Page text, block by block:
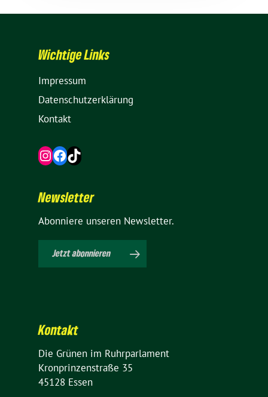
Wich­tige Links
Impressum
Daten­schutz­er­klä­rung
Kontakt
Instagram
Facebook
TikTok
News­letter
Abon­niere unseren Newsletter.
Jetzt abon­nieren
Kontakt
Die Grünen im Ruhrparlament
Kron­prin­zen­straße 35
45128 Essen